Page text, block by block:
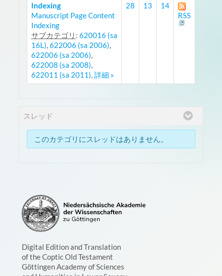
Indexing
Manuscript Page Content
Indexing
サブカテゴリ : 620016 (sa
16L),622006 (sa 2006),
622006 (sa 2006),
622008 (sa 2008),
622011 (sa 2011),詳細 »
28 13
14
RSS
スレッド
このカテゴリにスレッドはありません。
Digital Edition and Translation
of the Coptic Old Testament
Göttingen Academy of Sciences